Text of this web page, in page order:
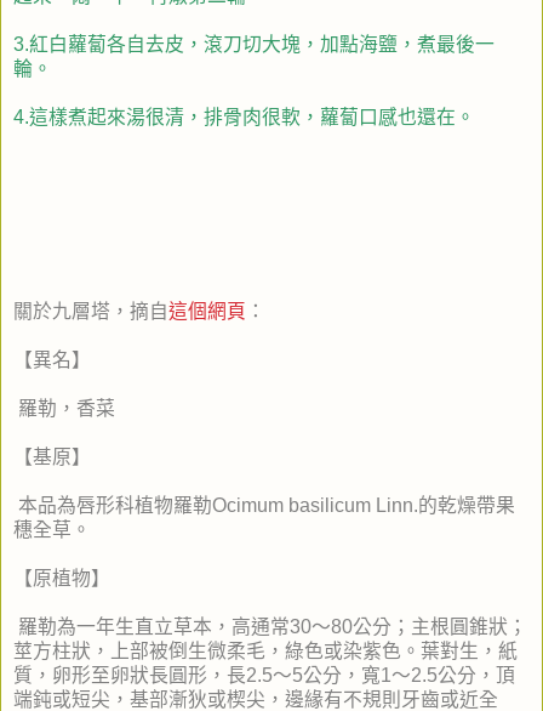
3.紅白蘿蔔各自去皮，滾刀切大塊，加點海鹽，煮最後一
輪。
4.這樣煮起來湯很清，排骨肉很軟，蘿蔔口感也還在。
關於九層塔，摘自這個網頁 ：
【異名】
羅勒，香菜
【基原】
本品為唇形科植物羅勒Ocimum basilicum Linn.的乾燥帶果
穗全草。
【原植物】
羅勒為一年生直立草本，高通常30～80公分；主根圓錐狀；
莖方柱狀，上部被倒生微柔毛，綠色或染紫色。葉對生，紙
質，卵形至卵狀長圓形，長2.5～5公分，寬1～2.5公分，頂
端鈍或短尖，基部漸狄或楔尖，邊緣有不規則牙齒或近全